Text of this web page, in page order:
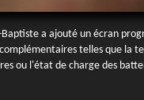
a ajouté un écran
telles que la
ou l'état de charge des